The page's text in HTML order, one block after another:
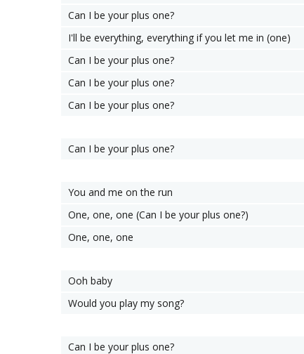
Can I be your plus one?
I'll be everything, everything if you let me in (one)
Can I be your plus one?
Can I be your plus one?
Can I be your plus one?
Can I be your plus one?
You and me on the run
One, one, one (Can I be your plus one?)
One, one, one
Ooh baby
Would you play my song?
Can I be your plus one?